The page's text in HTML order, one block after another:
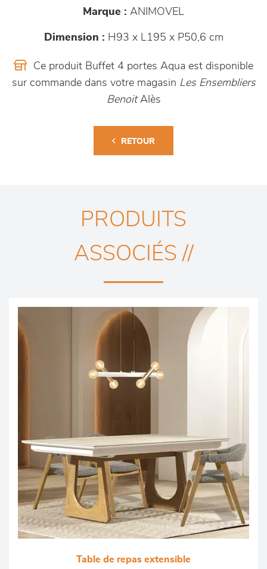
Marque : ANIMOVEL
Dimension : H93 x L195 x P50,6 cm
Ce produit Buffet 4 portes Aqua est disponible
sur commande dans votre magasin Les Ensembliers
BenoitAlès
RETOUR
PRODUITS
ASSOCIÉS //
Table de repas extensible